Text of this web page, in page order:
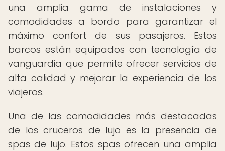
una amplia gama de instalaciones y
comodidades a bordo para garantizar el
máximo confort de sus pasajeros. Estos
barcos están equipados con tecnología de
vanguardia que permite ofrecer servicios de
alta calidad y mejorar la experiencia de los
viajeros.
Una de las comodidades más destacadas
de los cruceros de lujo es la presencia de
spas de lujo. Estos spas ofrecen una amplia